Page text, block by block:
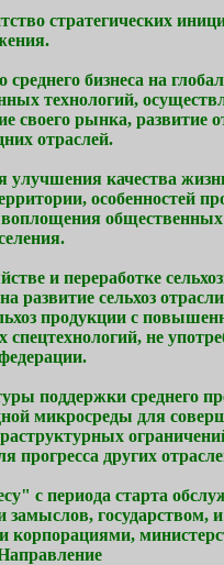
стратегических
бизнеса на
технологий,
своего рынка, развитие
отраслей.
качества
особенностей
и переработке
развитие сельхоз
продукции с
спецтехнологий, не
поддержки среднего
микросреды для
прогресса других
с периода старта
государством,
корпорациями,